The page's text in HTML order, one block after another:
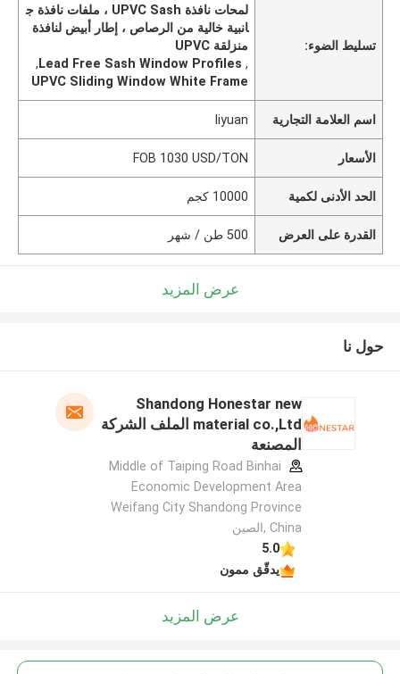
تسليط الضوء:
لمحات نافذة UPVC Sash ، ملفات نافذة ج
انبية خالية من الرصاص ، إطار أبيض لنافذة
منزلقة UPVC
,
Lead Free Sash Window Profiles
,
UPVC Sliding Window White Frame
اسم العلامة التجارية liyuan
الأسعار FOB 1030 USD/TON
الحد الأدنى لكمية 10000 كجم
القدرة على العرض 500 طن / شهر
عرض المزيد
حول نا
Shandong Honestar new
material co.,Ltd الملف الشركة
المصنعة
Middle of Taiping Road Binhai
Economic Development Area
Weifang City Shandong Province
China ,الصين
5.0
يدقّق ممون
عرض المزيد